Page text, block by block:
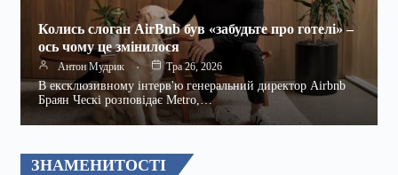
Колись слоган AirBnb був «забудьте про готелі» –
ось чому це змінилося
Антон Мудрик Тра 26, 2026
В ексклюзивному інтерв'ю генеральний директор Airbnb
Браян Ческі розповідає Metro,…
ЗНАМЕНИТОСТІ